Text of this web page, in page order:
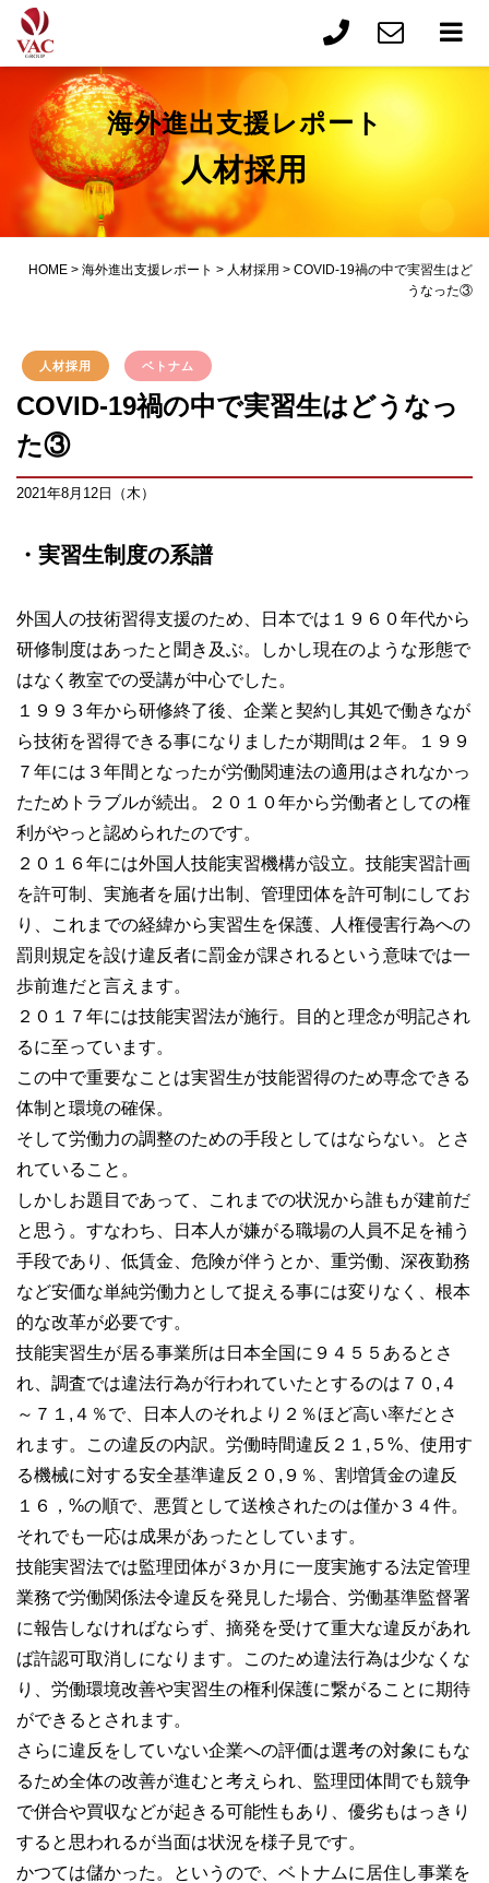
海外進出支援レポート
人材採用
HOME > 海外進出支援レポート > 人材採用 > COVID-19禍の中で実習生はど
うなった③
人材採用 ベトナム
COVID-19禍の中で実習生はどうなっ
た③
2021年8月12日（木）
・実習生制度の系譜
外国人の技術習得支援のため、日本では１９６０年代から
研修制度はあったと聞き及ぶ。しかし現在のような形態で
はなく教室での受講が中心でした。
１９９３年から研修終了後、企業と契約し其処で働きなが
ら技術を習得できる事になりましたが期間は２年。１９９
７年には３年間となったが労働関連法の適用はされなかっ
たためトラブルが続出。２０１０年から労働者としての権
利がやっと認められたのです。
２０１６年には外国人技能実習機構が設立。技能実習計画
を許可制、実施者を届け出制、管理団体を許可制にしてお
り、これまでの経緯から実習生を保護、人権侵害行為への
罰則規定を設け違反者に罰金が課されるという意味では一
歩前進だと言えます。
２０１７年には技能実習法が施行。目的と理念が明記され
るに至っています。
この中で重要なことは実習生が技能習得のため専念できる
体制と環境の確保。
そして労働力の調整のための手段としてはならない。とさ
れていること。
しかしお題目であって、これまでの状況から誰もが建前だ
と思う。すなわち、日本人が嫌がる職場の人員不足を補う
手段であり、低賃金、危険が伴うとか、重労働、深夜勤務
など安価な単純労働力として捉える事には変りなく、根本
的な改革が必要です。
技能実習生が居る事業所は日本全国に９４５５あるとさ
れ、調査では違法行為が行われていたとするのは７０,４
～７１,４％で、日本人のそれより２％ほど高い率だとさ
れます。この違反の内訳。労働時間違反２１,５%、使用す
る機械に対する安全基準違反２０,９％、割増賃金の違反
１６，%の順で、悪質として送検されたのは僅か３４件。
それでも一応は成果があったとしています。
技能実習法では監理団体が３か月に一度実施する法定管理
業務で労働関係法令違反を発見した場合、労働基準監督署
に報告しなければならず、摘発を受けて重大な違反があれ
ば許認可取消しになります。このため違法行為は少なくな
り、労働環境改善や実習生の権利保護に繋がることに期待
ができるとされます。
さらに違反をしていない企業への評価は選考の対象にもな
るため全体の改善が進むと考えられ、監理団体間でも競争
で併合や買収などが起きる可能性もあり、優劣もはっきり
すると思われるが当面は状況を様子見です。
かつては儲かった。というので、ベトナムに居住し事業を